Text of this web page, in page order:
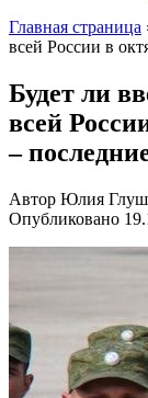
Главная страница
всей России в
Будет ли
всей
–
Автор Юлия
Опубликовано